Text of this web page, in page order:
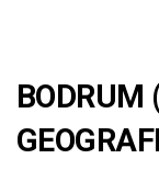
BODRUM